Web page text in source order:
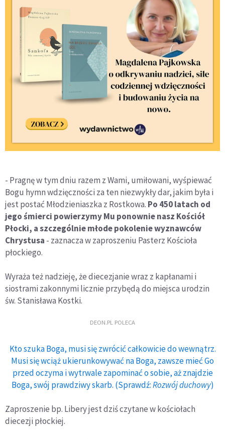
- Pragnę w tym dniu razem z Wami, umiłowani, wyśpiewać
Bogu hymn wdzięczności za ten niezwykły dar, jakim była i
jest postać Młodzieniaszka z Rostkowa. Po 450 latach od
jego śmierci powierzymy Mu ponownie nasz Kościół
Płocki, a szczególnie młode pokolenie wyznawców
Chrystusa - zaznacza w zaproszeniu Pasterz Kościoła
płockiego.
Wyraża też nadzieję, że diecezjanie wraz z kapłanami i
siostrami zakonnymi licznie przybędą do miejsca urodzin
św. Stanisława Kostki.
DEON.PL POLECA
Kto szuka Boga, musi się zwrócić całkowicie do wewnątrz.
Musi się wciąż ukierunkowywać na Boga, zawsze mieć Go
przed oczyma i wytrwale zapominać o sobie, aż znajdzie
Boga, swój prawdziwy skarb. (Sprawdź:Rozwój duchowy)
Zaproszenie bp. Libery jest dziś czytane w kościołach
diecezji płockiej.